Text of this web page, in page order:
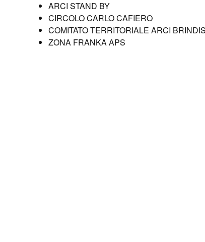
ARCI STAND BY
CIRCOLO CARLO CAFIERO
COMITATO TERRITORIALE ARCI
ZONA FRANKA APS